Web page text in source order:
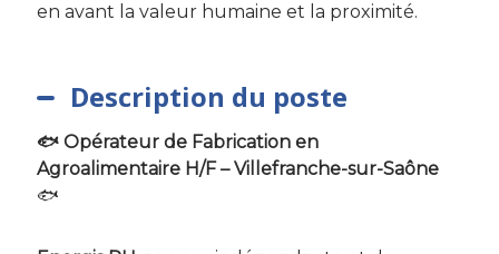
en avant la valeur humaine et la proximité.
Description du poste
🐟 Opérateur de Fabrication en
Agroalimentaire H/F – Villefranche-sur-Saône
🐟